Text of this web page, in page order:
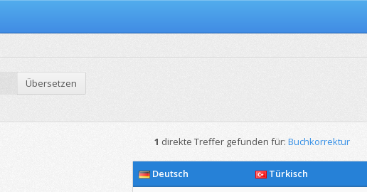
Übersetzen
1 direkte Treffer gefunden für: Buchkorrektur
Deutsch
Türkisch